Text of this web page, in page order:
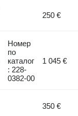
250 €
Номер
по
каталог
: 228-
0382-00
1 045 €
350 €